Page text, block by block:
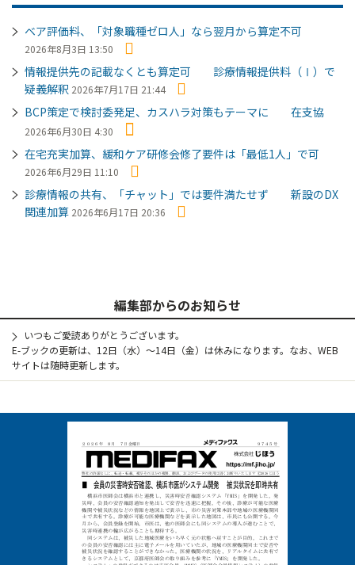
ベア評価料、「対象職種ゼロ人」なら翌月から算定不可
2026年8月3日 13:50
情報提供先の記載なくとも算定可 診療情報提供料（Ⅰ）で
疑義解釈 2026年7月17日 21:44
BCP策定で検討委発足、カスハラ対策もテーマに 在支協
2026年6月30日 4:30
在宅充実加算、緩和ケア研修会修了要件は「最低1人」で可
2026年6月29日 11:10
診療情報の共有、「チャット」では要件満たせず 新設のDX
関連加算 2026年6月17日 20:36
編集部からのお知らせ
いつもご愛読ありがとうございます。
E-ブックの更新は、12日（水）～14日（金）は休みになります。なお、WEB
サイトは随時更新します。